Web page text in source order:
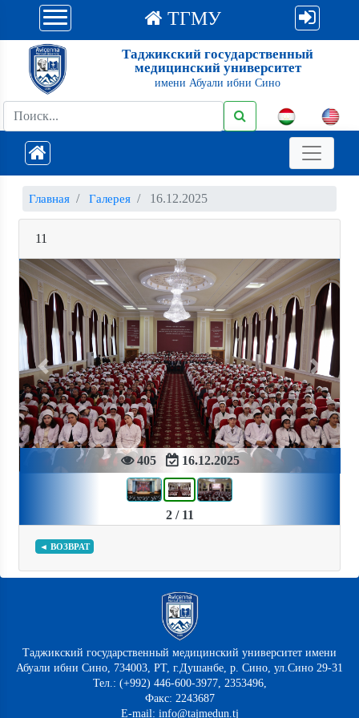
ТГМУ
Таджикский государственный
медицинский университет
имени Абуали ибни Сино
Главная Галерея 16.12.2025
11
405 16.12.2025
Previous Next
2 / 11
◄ ВОЗВРАТ
Таджикский государственный медицинский университет имени
Абуали ибни Сино, 734003, РТ, г.Душанбе, р. Сино, ул.Сино 29-31
Тел.: (+992) 446-600-3977, 2353496,
Факс: 2243687
E-mail: info@tajmedun.tj